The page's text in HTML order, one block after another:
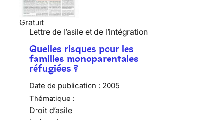
Gratuit
Lettre de l’asile et de l’intégration
Quelles risques pour les
familles monoparentales
réfugiées ?
Date de publication : 2005
Thématique :
Droit d’asile